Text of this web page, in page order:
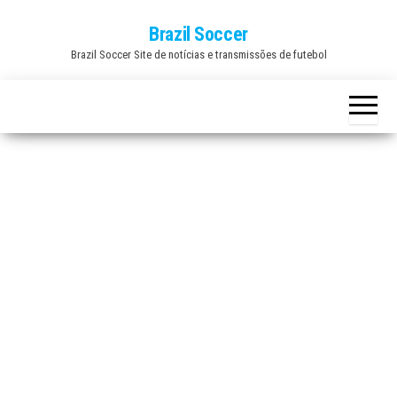
Brazil Soccer
Brazil Soccer Site de notícias e transmissões de futebol